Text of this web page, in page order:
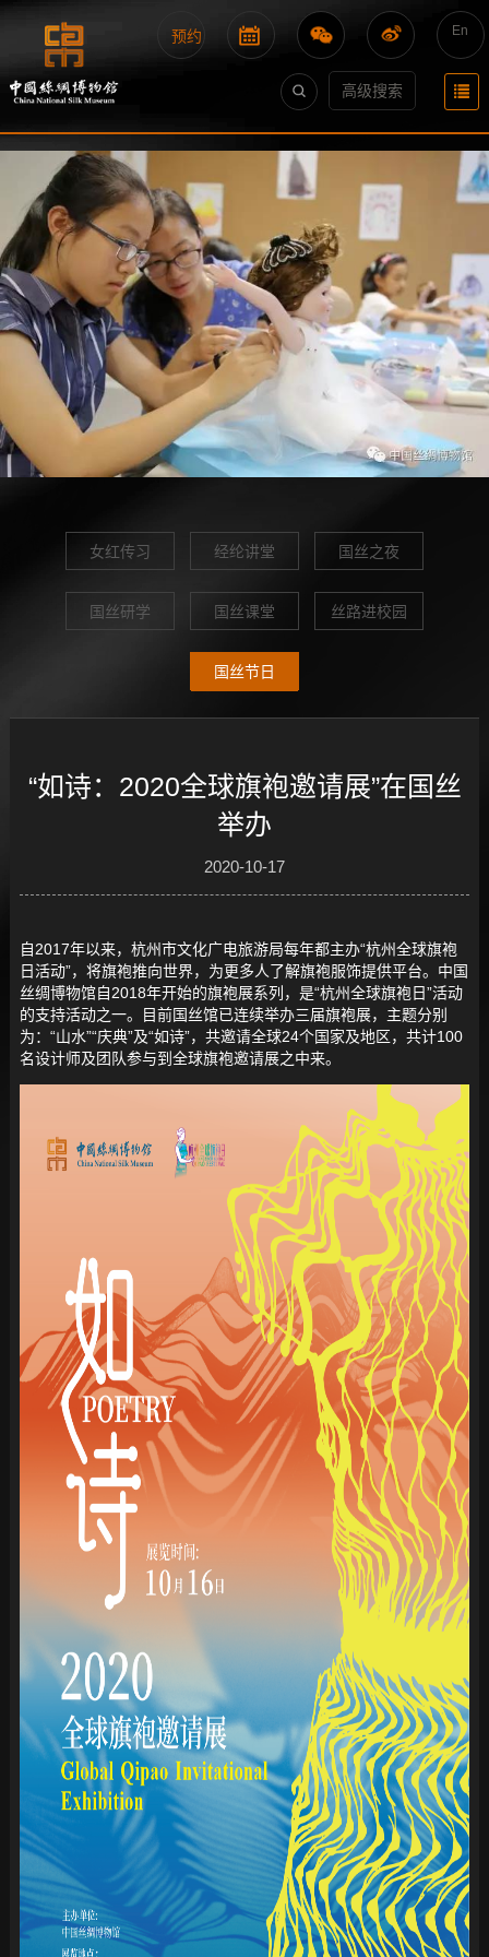
En
预约
高级搜索
女红传习 经纶讲堂 国丝之夜
国丝研学 国丝课堂 丝路进校园
国丝节日
“如诗：2020全球旗袍邀请展”在国丝
举办
2020-10-17
自2017年以来，杭州市文化广电旅游局每年都主办“杭州全球旗袍
日活动”，将旗袍推向世界，为更多人了解旗袍服饰提供平台。中国
丝绸博物馆自2018年开始的旗袍展系列，是“杭州全球旗袍日”活动
的支持活动之一。目前国丝馆已连续举办三届旗袍展，主题分别
为：“山水”“庆典”及“如诗”，共邀请全球24个国家及地区，共计100
名设计师及团队参与到全球旗袍邀请展之中来。